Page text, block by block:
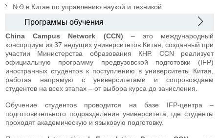
№9 в Китае по управлению наукой и техникой
Программы обучения
China Campus Network (CCN) – это международный
консорциум из 37 ведущих университетов Китая, созданный при
участии Министерства образования КНР. CCN реализует
официальную программу предвузовской подготовки (IFP)
иностранных студентов к поступлению в университеты Китая,
работая напрямую с университетами и сопровождаем
студентов на всех этапах – от выбора курса до зачисления.
Обучение студентов проводится на базе IFP-центра –
подготовительного подразделения университета, где студенты
проходят академическую и языковую подготовку.